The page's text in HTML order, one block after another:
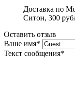
Доставка по
Ситон, 300
Оставить отзыв
Ваше имя*
Текст сообщения*